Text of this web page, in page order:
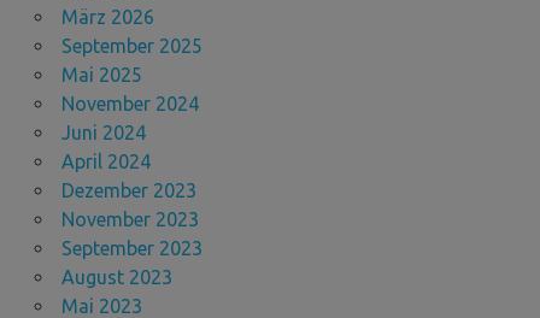
März 2026
September 2025
Mai 2025
November 2024
Juni 2024
April 2024
Dezember 2023
November 2023
September 2023
August 2023
Mai 2023